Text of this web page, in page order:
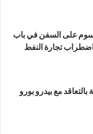
على السفن في باب
تجارة النفط
مع بيدرو بورو